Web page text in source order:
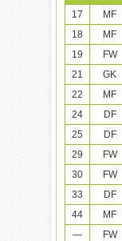
17 MF
18
MF
19
FW
21
GK
22
MF
24
DF
25
DF
29
FW
30
FW
33
DF
44
MF
—
FW